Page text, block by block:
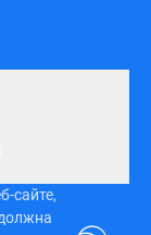
сайте,